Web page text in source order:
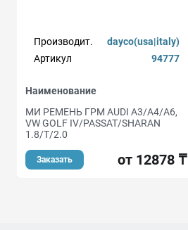
Производит.
dayco(usa|italy)
Артикул
94777
Наименование
МИ РЕМЕНЬ ГРМ AUDI A3/A4/A6,
VW GOLF IV/PASSAT/SHARAN
1.8/T/2.0
Заказать от 12878 ₸